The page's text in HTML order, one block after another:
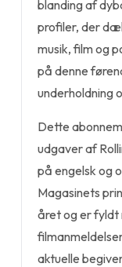
blanding af
profiler, der
musik, film og
på denne
underholdning
Dette
udgaver af
på engelsk og
Magasinets
året og er fyldt
aktuelle